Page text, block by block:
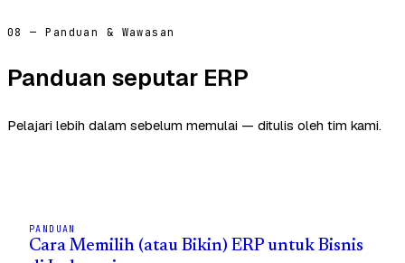
08 — Panduan & Wawasan
Panduan seputar ERP
Pelajari lebih dalam sebelum memulai — ditulis oleh tim kami.
PANDUAN
Cara Memilih (atau Bikin) ERP untuk Bisnis